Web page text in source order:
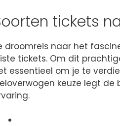
tickets
droomreis naar het
tickets. Om dit
essentieel om je te
keuze legt de